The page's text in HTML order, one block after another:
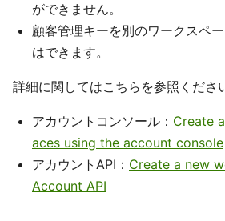
ができません。
顧客管理キーを別のワークスペ
はできます。
詳細に関してはこちらを参照くださ
アカウントコンソール： Create
aces using the account console
アカウントAPI： Create a new
Account API